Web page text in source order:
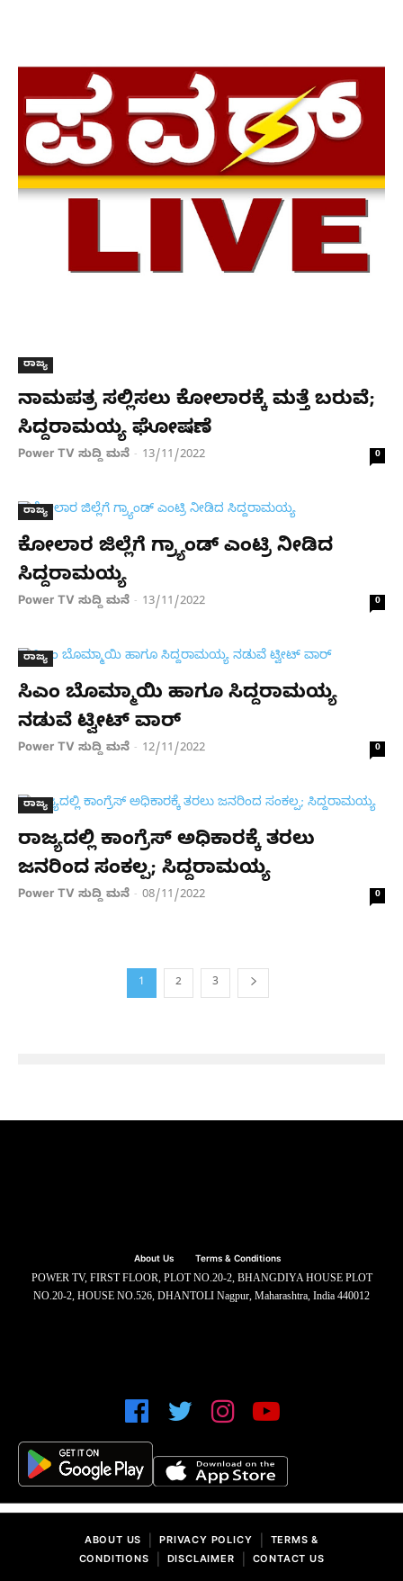
ರಾಜ್ಯ
ನಾಮಪತ್ರ ಸಲ್ಲಿಸಲು ಕೋಲಾರಕ್ಕೆ ಮತ್ತೆ ಬರುವೆ;
ಸಿದ್ದರಾಮಯ್ಯ ಘೋಷಣೆ
Power TV ಸುದ್ದಿ ಮನೆ - 13/11/2022 0
ರಾಜ್ಯ
ಕೋಲಾರ ಜಿಲ್ಲೆಗೆ ಗ್ರ್ಯಾಂಡ್​ ಎಂಟ್ರಿ ನೀಡಿದ
ಸಿದ್ದರಾಮಯ್ಯ
Power TV ಸುದ್ದಿ ಮನೆ - 13/11/2022 0
ರಾಜ್ಯ
ಸಿಎಂ ಬೊಮ್ಮಾಯಿ ಹಾಗೂ ಸಿದ್ದರಾಮಯ್ಯ
ನಡುವೆ ಟ್ವೀಟ್ ವಾರ್
Power TV ಸುದ್ದಿ ಮನೆ - 12/11/2022 0
ರಾಜ್ಯ
ರಾಜ್ಯದಲ್ಲಿ ಕಾಂಗ್ರೆಸ್​ ಅಧಿಕಾರಕ್ಕೆ ತರಲು
ಜನರಿಂದ ಸಂಕಲ್ಪ; ಸಿದ್ದರಾಮಯ್ಯ
Power TV ಸುದ್ದಿ ಮನೆ - 08/11/2022 0
1 2 3
About Us Terms & Conditions
POWER TV, FIRST FLOOR, PLOT NO.20-2, BHANGDIYA HOUSE PLOT
NO.20-2, HOUSE NO.526, DHANTOLI Nagpur, Maharashtra, India 440012
ABOUT US PRIVACY POLICY
TERMS &
CONDITIONS
DISCLAIMER CONTACT US